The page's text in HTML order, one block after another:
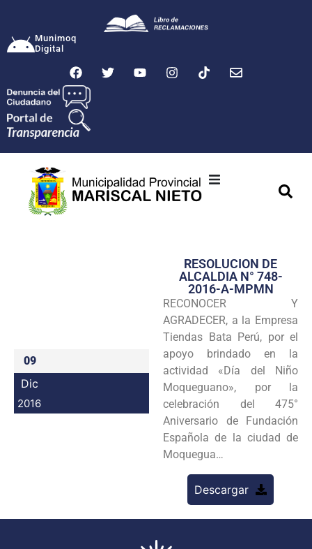
Munimoq
Digital
Transparencia
Seguridad
Programas
Intranet
09
Dic
2016
RESOLUCION DE
ALCALDIA N° 748-
2016-A-MPMN
RECONOCER Y
AGRADECER, a la Empresa
Tiendas Bata Perú, por el
apoyo brindado en la
actividad «Día del Niño
Moqueguano», por la
celebración del 475°
Aniversario de Fundación
Española de la ciudad de
Moquegua…
Descargar